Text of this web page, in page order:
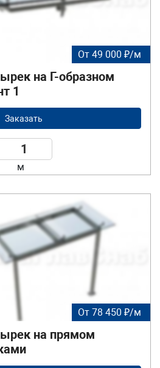
От 49 000 ₽/м
на Г-образном
1
Заказать
м
От 78 450 ₽/м
на прямом